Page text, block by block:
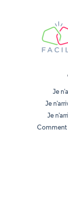
Je
Je
Je
Comment